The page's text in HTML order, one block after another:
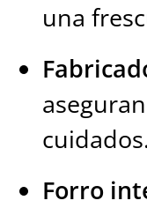
una
cuidados.
Forro